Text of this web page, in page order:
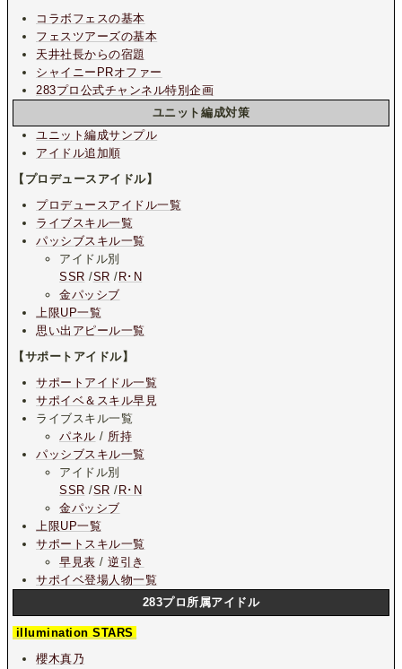
コラボフェスの基本
フェスツアーズの基本
天井社長からの宿題
シャイニーPRオファー
283プロ公式チャンネル特別企画
ユニット編成対策
ユニット編成サンプル
アイドル追加順
【プロデュースアイドル】
プロデュースアイドル一覧
ライブスキル一覧
パッシブスキル一覧
アイドル別
SSR /SR / R･N
金パッシブ
上限UP一覧
思い出アピール一覧
【サポートアイドル】
サポートアイドル一覧
サポイベ＆スキル早見
ライブスキル一覧
パネル / 所持
パッシブスキル一覧
アイドル別
SSR /SR / R･N
金パッシブ
上限UP一覧
サポートスキル一覧
早見表 /逆引き
サポイベ登場人物一覧
283プロ所属アイドル
illumination STARS
櫻木真乃